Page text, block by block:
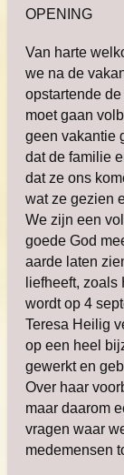
OPENING
Van harte
we na de
opstartende
moet gaan
geen vakantie
dat de familie
dat ze ons
wat ze gezien
We zijn een
goede God
aarde laten
liefheeft,
wordt op 4
Teresa Heilig
op een heel
gewerkt en
Over haar
maar daarom
vragen waar
medemensen